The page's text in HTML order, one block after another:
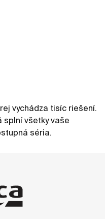
vychádza tisíc riešení.
splní všetky vaše
séria.